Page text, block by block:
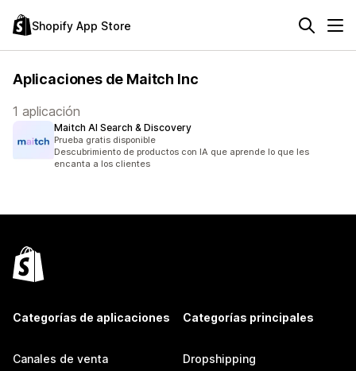
Shopify App Store
Aplicaciones de Maitch Inc
1 aplicación
Maitch AI Search & Discovery
Prueba gratis disponible
Descubrimiento de productos con IA que aprende lo que les
encanta a los clientes
Categorías de aplicaciones
Canales de venta
Categorías principales
Dropshipping